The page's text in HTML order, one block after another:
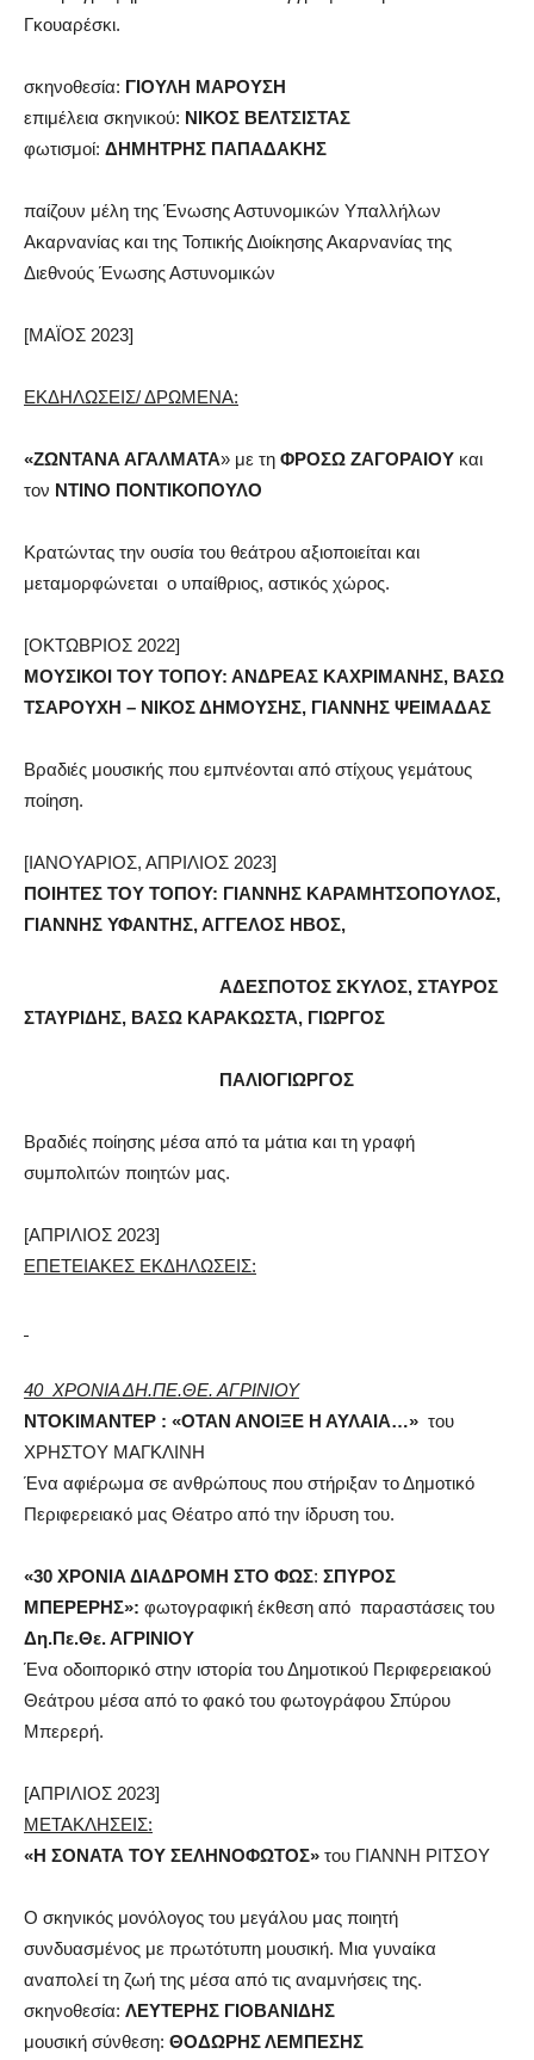
Γκουαρέσκι.
σκηνοθεσία: ΓΙΟΥΛΗ ΜΑΡΟΥΣΗ
επιμέλεια σκηνικού: ΝΙΚΟΣ ΒΕΛΤΣΙΣΤΑΣ
φωτισμοί: ΔΗΜΗΤΡΗΣ ΠΑΠΑΔΑΚΗΣ
παίζουν μέλη της Ένωσης Αστυνομικών Υπαλλήλων
Ακαρνανίας και της Τοπικής Διοίκησης Ακαρνανίας της
Διεθνούς Ένωσης Αστυνομικών
[ΜΑΪΟΣ 2023]
ΕΚΔΗΛΩΣΕΙΣ/ ΔΡΩΜΕΝΑ:
«ΖΩΝΤΑΝΑ ΑΓΑΛΜΑΤΑ» με τη ΦΡΟΣΩ ΖΑΓΟΡΑΙΟΥ και
τον ΝΤΙΝΟ ΠΟΝΤΙΚΟΠΟΥΛΟ
Κρατώντας την ουσία του θεάτρου αξιοποιείται και
μεταμορφώνεται ο υπαίθριος, αστικός χώρος.
[ΟΚΤΩΒΡΙΟΣ 2022]
ΜΟΥΣΙΚΟΙ ΤΟΥ ΤΟΠΟΥ: ΑΝΔΡΕΑΣ ΚΑΧΡΙΜΑΝΗΣ, ΒΑΣΩ
ΤΣΑΡΟΥΧΗ – ΝΙΚΟΣ ΔΗΜΟΥΣΗΣ, ΓΙΑΝΝΗΣ ΨΕΙΜΑΔΑΣ
Βραδιές μουσικής που εμπνέονται από στίχους γεμάτους
ποίηση.
[ΙΑΝΟΥΑΡΙΟΣ, ΑΠΡΙΛΙΟΣ 2023]
ΠΟΙΗΤΕΣ ΤΟΥ ΤΟΠΟΥ: ΓΙΑΝΝΗΣ ΚΑΡΑΜΗΤΣΟΠΟΥΛΟΣ,
ΓΙΑΝΝΗΣ ΥΦΑΝΤΗΣ, ΑΓΓΕΛΟΣ ΗΒΟΣ,
ΑΔΕΣΠΟΤΟΣ ΣΚΥΛΟΣ, ΣΤΑΥΡΟΣ
ΣΤΑΥΡΙΔΗΣ, ΒΑΣΩ ΚΑΡΑΚΩΣΤΑ, ΓΙΩΡΓΟΣ
ΠΑΛΙΟΓΙΩΡΓΟΣ
Βραδιές ποίησης μέσα από τα μάτια και τη γραφή
συμπολιτών ποιητών μας.
[ΑΠΡΙΛΙΟΣ 2023]
ΕΠΕΤΕΙΑΚΕΣ ΕΚΔΗΛΩΣΕΙΣ:
40 ΧΡΟΝΙΑ ΔΗ.ΠΕ.ΘΕ. ΑΓΡΙΝΙΟΥ
ΝΤΟΚΙΜΑΝΤΕΡ : «ΟΤΑΝ ΑΝΟΙΞΕ Η ΑΥΛΑΙΑ…» του
ΧΡΗΣΤΟΥ ΜΑΓΚΛΙΝΗ
Ένα αφιέρωμα σε ανθρώπους που στήριξαν το Δημοτικό
Περιφερειακό μας Θέατρο από την ίδρυση του.
«30 ΧΡΟΝΙΑ ΔΙΑΔΡΟΜΗ ΣΤΟ ΦΩΣ: ΣΠΥΡΟΣ
ΜΠΕΡΕΡΗΣ»: φωτογραφική έκθεση από παραστάσεις του
Δη.Πε.Θε. ΑΓΡΙΝΙΟΥ
Ένα οδοιπορικό στην ιστορία του Δημοτικού Περιφερειακού
Θεάτρου μέσα από το φακό του φωτογράφου Σπύρου
Μπερερή.
[ΑΠΡΙΛΙΟΣ 2023]
ΜΕΤΑΚΛΗΣΕΙΣ:
«Η ΣΟΝΑΤΑ ΤΟΥ ΣΕΛΗΝΟΦΩΤΟΣ» του ΓΙΑΝΝΗ ΡΙΤΣΟΥ
Ο σκηνικός μονόλογος του μεγάλου μας ποιητή
συνδυασμένος με πρωτότυπη μουσική. Μια γυναίκα
αναπολεί τη ζωή της μέσα από τις αναμνήσεις της.
σκηνοθεσία: ΛΕΥΤΕΡΗΣ ΓΙΟΒΑΝΙΔΗΣ
μουσική σύνθεση: ΘΟΔΩΡΗΣ ΛΕΜΠΕΣΗΣ